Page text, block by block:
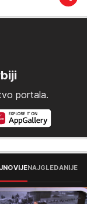
portala.
NAJGLEDANIJE